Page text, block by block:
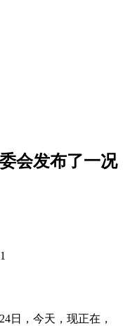
会发布了一况
，今天，现正在，